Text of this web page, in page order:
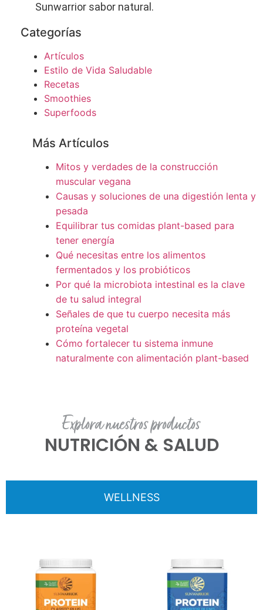
Sunwarrior sabor natural.
Categorías
Artículos
Estilo de Vida Saludable
Recetas
Smoothies
Superfoods
Más Artículos
Mitos y verdades de la construcción
muscular vegana
Causas y soluciones de una digestión lenta y
pesada
Equilibrar tus comidas plant-based para
tener energía
Qué necesitas entre los alimentos
fermentados y los probióticos
Por qué la microbiota intestinal es la clave
de tu salud integral
Señales de que tu cuerpo necesita más
proteína vegetal
Cómo fortalecer tu sistema inmune
naturalmente con alimentación plant-based
Explora nuestros productos
NUTRICIÓN & SALUD
WELLNESS